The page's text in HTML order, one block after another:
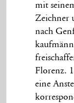
mit
Zeichner
nach
Florenz.
eine